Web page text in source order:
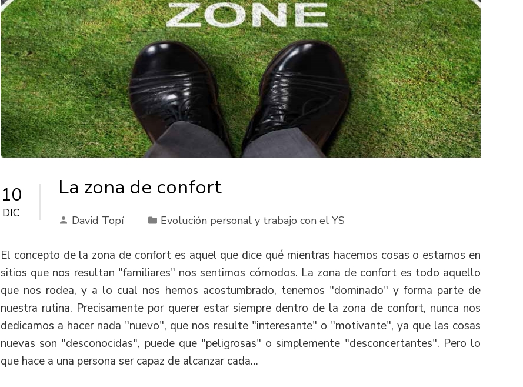
10
DIC
La zona de confort
David Topí Evolución personal y trabajo con el YS
El concepto de la zona de confort es aquel que dice qué mientras hacemos cosas o estamos en
sitios que nos resultan "familiares" nos sentimos cómodos. La zona de confort es todo aquello
que nos rodea, y a lo cual nos hemos acostumbrado, tenemos "dominado" y forma parte de
nuestra rutina. Precisamente por querer estar siempre dentro de la zona de confort, nunca nos
dedicamos a hacer nada "nuevo", que nos resulte "interesante" o "motivante", ya que las cosas
nuevas son "desconocidas", puede que "peligrosas" o simplemente "desconcertantes". Pero lo
que hace a una persona ser capaz de alcanzar cada…